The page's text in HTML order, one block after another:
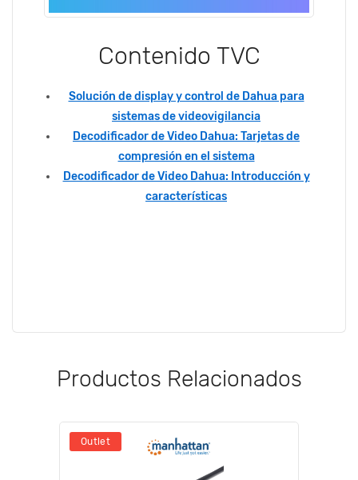
Contenido TVC
Solución de display y control de Dahua para
sistemas de videovigilancia
Decodificador de Video Dahua: Tarjetas de
compresión en el sistema
Decodificador de Video Dahua: Introducción y
características
Productos Relacionados
Outlet